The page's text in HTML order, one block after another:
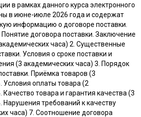
в рамках данного курса электронного
в июне-июле 2026 года и содержат
информацию о договоре поставки.
Понятие договора поставки. Заключение
часа) 2. Существенные
Условия о сроке поставки и
(3 академических часа) 3. Порядок
Приёмка товаров (3
Условия оплаты товара (2
товара и гарантия качества (3
Нарушения требований к качеству
часа) 7. Соотношение договора